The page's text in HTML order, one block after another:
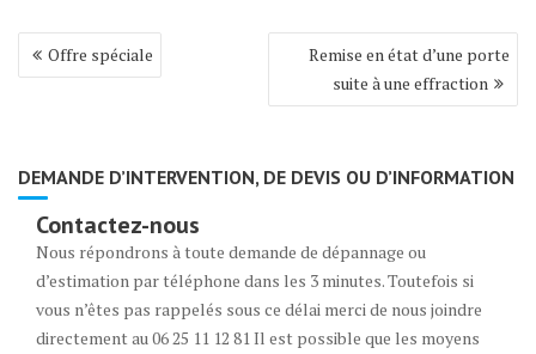
Navigation
de
Offre spéciale
Remise en état d’une porte
suite à une effraction
DEMANDE D’INTERVENTION, DE DEVIS OU D’INFORMATION
Contactez-nous
Nous répondrons à toute demande de dépannage ou
d’estimation par téléphone dans les 3 minutes. Toutefois si
vous n’êtes pas rappelés sous ce délai merci de nous joindre
directement au 06 25 11 12 81 Il est possible que les moyens